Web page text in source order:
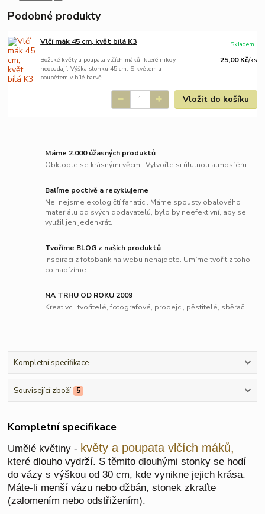
Podobné produkty
Vlčí mák 45 cm, květ bílá K3
Božské květy a poupata vlčích máků, které nikdy
neopadají. Výška stonku 45 cm. S květem a
poupětem v bílé barvě.
25,00 Kč/ks
Skladem
Vložit do košíku
Máme 2.000 úžasných produktů
Obklopte se krásnými věcmi. Vytvořte si útulnou atmosféru.
Balíme poctivě a recyklujeme
Ne, nejsme ekologičtí fanatici. Máme spousty obalového
materiálu od svých dodavatelů, bylo by neefektivní, aby se
využil jen jedenkrát.
Tvoříme BLOG z našich produktů
Inspiraci z fotobank na webu nenajdete. Umíme tvořit z toho,
co nabízíme.
NA TRHU OD ROKU 2009
Kreativci, tvořitelé, fotografové, prodejci, pěstitelé, sběrači.
Kompletní specifikace
Související zboží 5
Kompletní specifikace
Umělé květiny - květy a poupata vlčích máků,
které dlouho vydrží. S těmito dlouhými stonky se hodí
do vázy s výškou od 30 cm, kde vynikne jejich krása.
Máte-li menší vázu nebo džbán, stonek zkraťte
(zalomením nebo odstřižením).